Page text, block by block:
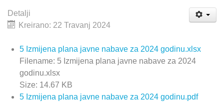
Detalji
Kreirano: 22 Travanj 2024
5 Izmijena plana javne nabave za 2024 godinu.xlsx
Filename: 5 Izmijena plana javne nabave za 2024
godinu.xlsx
Size: 14.67 KB
5 Izmijena plana javne nabave za 2024 godinu.pdf